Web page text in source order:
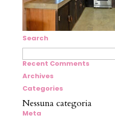
Search
Ricerca
per:
Recent Comments
Archives
Categories
Nessuna categoria
Meta